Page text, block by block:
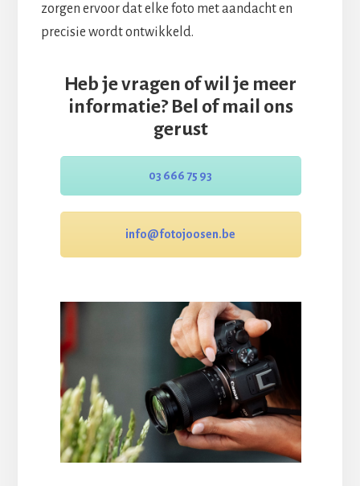
zorgen ervoor dat elke foto met aandacht en
precisie wordt ontwikkeld.
Heb je vragen of wil je meer
informatie? Bel of mail ons
gerust
03 666 75 93
info@fotojoosen.be